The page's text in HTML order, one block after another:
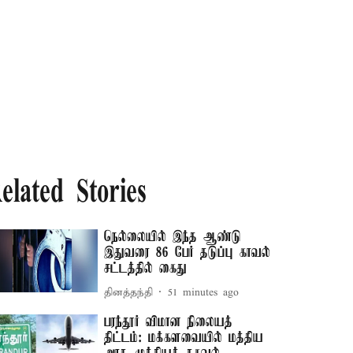
Stories
நெல்லையில் இந்த ஆண்டு
இதுவரை 86 பேர் தடுப்பு காவல்
சட்டத்தில் கைது
தினத்தந்தி 51 minutes ago
பரந்தூர் விமான நிலையத்
திட்டம்: மக்களவையில் மத்திய